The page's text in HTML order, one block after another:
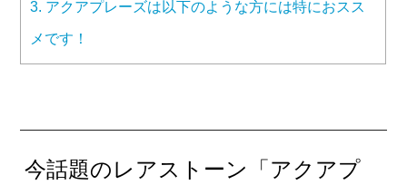
3. アクアプレーズは以下のような方には特におスス
メです！
今話題のレアストーン「アクアプ